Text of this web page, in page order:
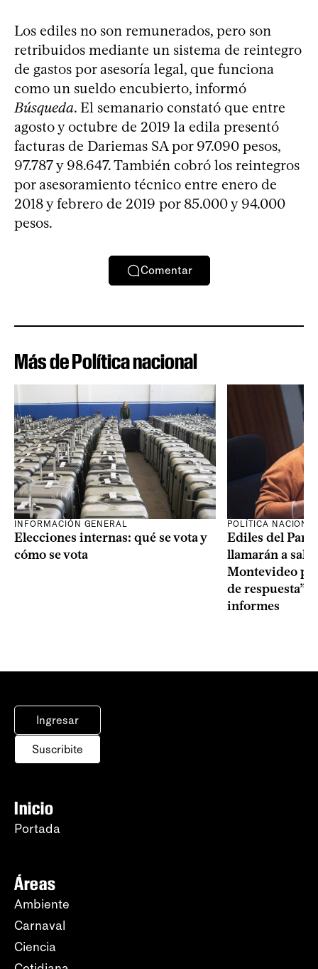
Los ediles no son remunerados, pero son
retribuidos mediante un sistema de reintegro
de gastos por asesoría legal, que funciona
como un sueldo encubierto, informó
Búsqueda. El semanario constató que entre
agosto y octubre de 2019 la edila presentó
facturas de Dariemas SA por 97.090 pesos,
97.787 y 98.647. También cobró los reintegros
por asesoramiento técnico entre enero de
2018 y febrero de 2019 por 85.000 y 94.000
pesos.
Comentar
Más de Política nacional
INFORMACIÓN GENERAL
Elecciones internas: qué se vota y
cómo se vota
POLÍTICA
Ediles del
llamarán a sala
Montevideo
de respuesta”
informes
Ingresar
Suscribite
Inicio
Portada
Áreas
Ambiente
Carnaval
Ciencia